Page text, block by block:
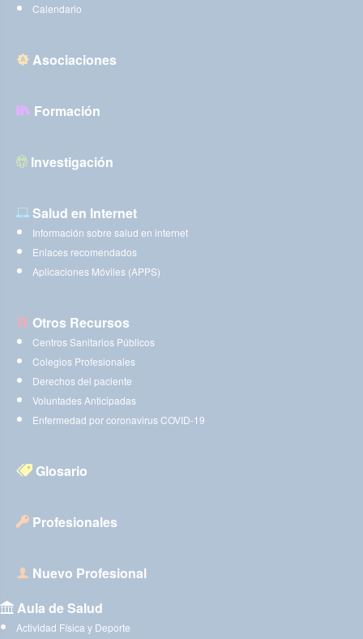
Calendario
Asociaciones
Formación
Investigación
Salud en Internet
Información sobre salud en internet
Enlaces recomendados
Aplicaciones Móviles (APPS)
Otros Recursos
Centros Sanitarios Públicos
Colegios Profesionales
Derechos del paciente
Voluntades Anticipadas
Enfermedad por coronavirus COVID-19
Glosario
Profesionales
Nuevo Profesional
Aula de Salud
Actividad Física y Deporte